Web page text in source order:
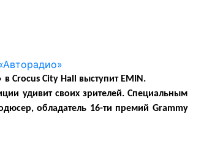
Crocus City Hall выступит EMIN.
удивит своих зрителей. Специальным
обладатель 16-ти премий Grammy